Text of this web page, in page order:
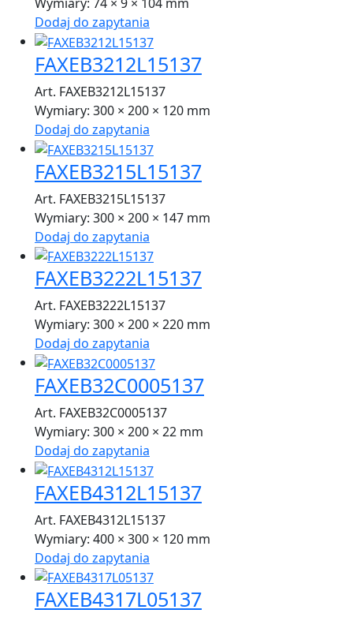
Dodaj do zapytania
FAXEB3212L15137
Art. FAXEB3212L15137
Wymiary: 300 × 200 × 120 mm
Dodaj do zapytania
FAXEB3215L15137
Art. FAXEB3215L15137
Wymiary: 300 × 200 × 147 mm
Dodaj do zapytania
FAXEB3222L15137
Art. FAXEB3222L15137
Wymiary: 300 × 200 × 220 mm
Dodaj do zapytania
FAXEB32C0005137
Art. FAXEB32C0005137
Wymiary: 300 × 200 × 22 mm
Dodaj do zapytania
FAXEB4312L15137
Art. FAXEB4312L15137
Wymiary: 400 × 300 × 120 mm
Dodaj do zapytania
FAXEB4317L05137